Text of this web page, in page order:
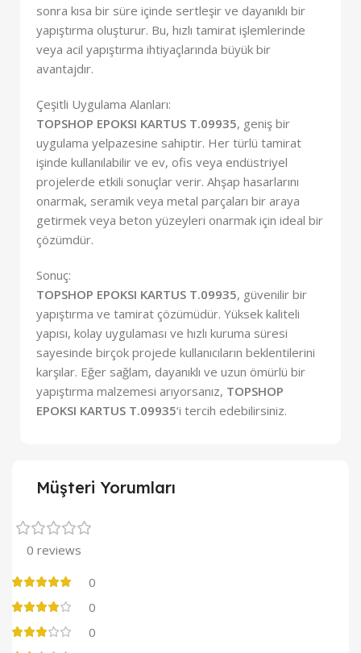
sonra kısa bir süre içinde sertleşir ve dayanıklı bir
yapıştırma oluşturur. Bu, hızlı tamirat işlemlerinde
veya acil yapıştırma ihtiyaçlarında büyük bir
avantajdır.
Çeşitli Uygulama Alanları:
TOPSHOP EPOKSI KARTUS T.09935, geniş bir
uygulama yelpazesine sahiptir. Her türlü tamirat
işinde kullanılabilir ve ev, ofis veya endüstriyel
projelerde etkili sonuçlar verir. Ahşap hasarlarını
onarmak, seramik veya metal parçaları bir araya
getirmek veya beton yüzeyleri onarmak için ideal bir
çözümdür.
Sonuç:
TOPSHOP EPOKSI KARTUS T.09935, güvenilir bir
yapıştırma ve tamirat çözümüdür. Yüksek kaliteli
yapısı, kolay uygulaması ve hızlı kuruma süresi
sayesinde birçok projede kullanıcıların beklentilerini
karşılar. Eğer sağlam, dayanıklı ve uzun ömürlü bir
yapıştırma malzemesi arıyorsanız, TOPSHOP
EPOKSI KARTUS T.09935‘i tercih edebilirsiniz.
Müşteri Yorumları
0 reviews
0
0
0